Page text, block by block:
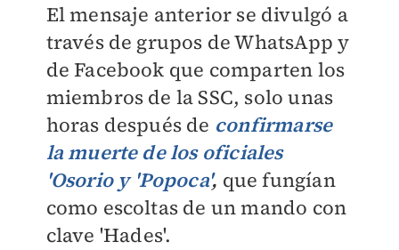
El mensaje anterior se divulgó a
través de grupos de WhatsApp y
de Facebook que comparten los
miembros de la SSC, solo unas
horas después de confirmarse
la muerte de los oficiales
'Osorio y 'Popoca', que fungían
como escoltas de un mando con
clave 'Hades'.